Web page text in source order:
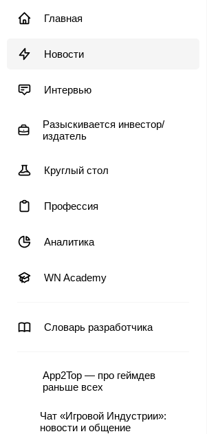
Главная
Новости
Интервью
Разыскивается инвестор/
издатель
Круглый стол
Профессия
Аналитика
WN Academy
Словарь разработчика
App2Top — про геймдев
раньше всех
Чат «Игровой Индустрии»:
новости и общение